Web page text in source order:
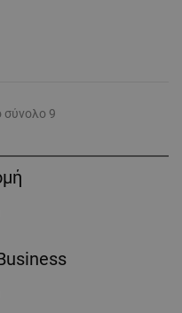
σύνολο 9